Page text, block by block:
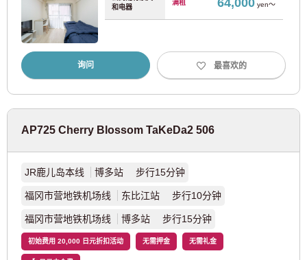
和电器
满租 64,000yen～
询问 最喜欢的
AP725 Cherry Blossom TaKeDa2 506
JR鹿儿岛本线 博多站 步行15分钟
福冈市营地铁机场线 东比江站 步行10分钟
福冈市营地铁机场线 博多站 步行15分钟
初始费用 20,000 日元折扣活动 无需押金 无需礼金
阪神难波线 (10)
(9)
京阪电车
南海电铁